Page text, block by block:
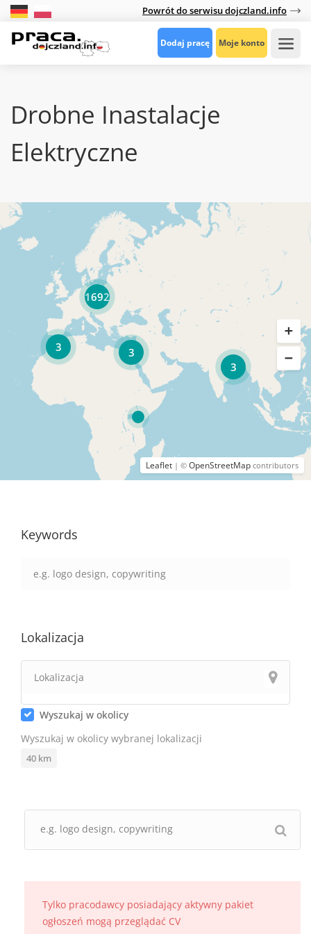
Powrót do serwisu dojczland.info
Dodaj pracę Moje konto
Drobne Inastalacje
Elektryczne
3
3
3
1692
Leaflet | © OpenStreetMap contributors
Keywords
Lokalizacja
Wyszukaj w okolicy
Wyszukaj w okolicy wybranej lokalizacji
40 km
Tylko pracodawcy posiadający aktywny pakiet
ogłoszeń mogą przeglądać CV